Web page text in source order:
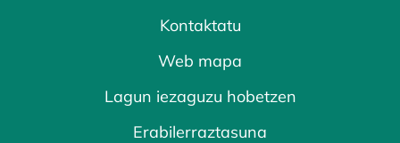
Kontaktatu
Web mapa
Lagun iezaguzu hobetzen
Erabilerraztasuna